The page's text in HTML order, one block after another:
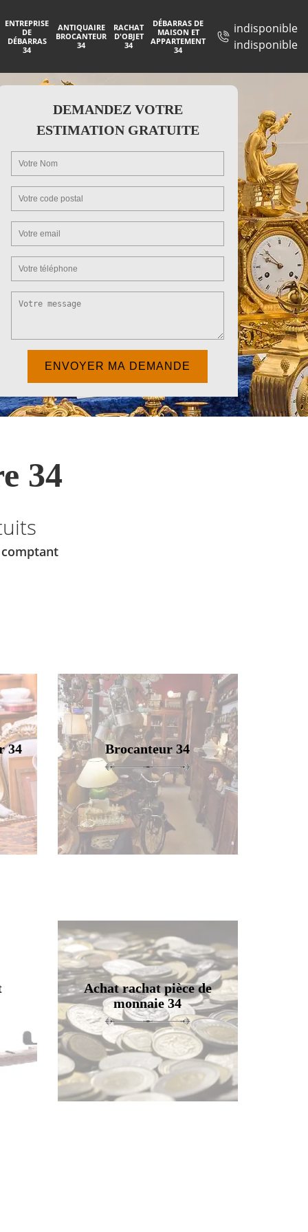
ENTREPRISE
DE
DÉBARRAS
34
ANTIQUAIRE
BROCANTEUR
34
RACHAT
D'OBJET
34
DÉBARRAS DE
MAISON ET
APPARTEMENT
34
indisponible
indisponible
DEMANDEZ VOTRE
ESTIMATION GRATUITE
34
34 Brocanteur 34
Achat rachat pièce de
monnaie 34